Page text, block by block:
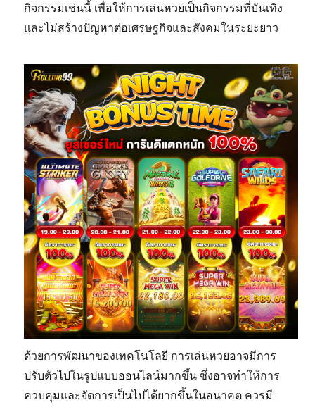
กิจกรรมเช่นนี้ เพื่อให้การเล่นหวยเป็นกิจกรรมที่บันเทิง
และไม่สร้างปัญหาต่อเศรษฐกิจและสังคมในระยะยาว
ด้วยการพัฒนาของเทคโนโลยี การเล่นหวยอาจมีการ
ปรับตัวไปในรูปแบบออนไลน์มากขึ้น ซึ่งอาจทำให้การ
ควบคุมและจัดการเป็นไปได้ยากขึ้นในอนาคต ควรมี